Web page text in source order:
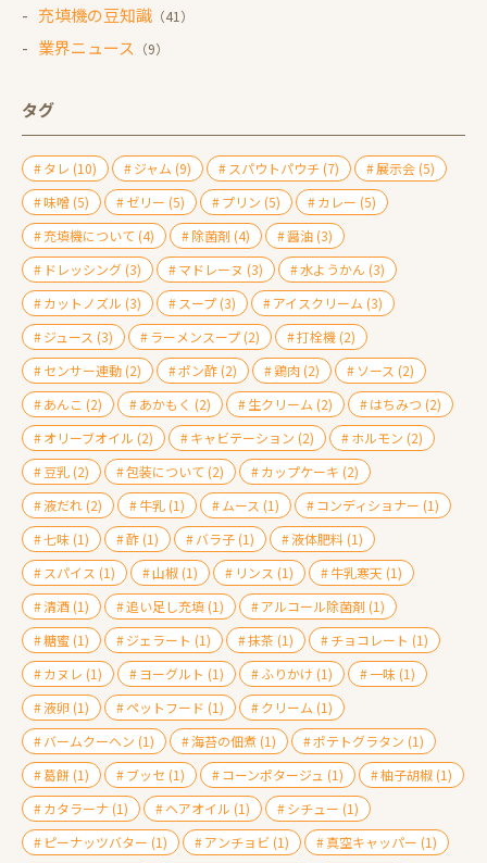
充填機の豆知識 （41）
業界ニュース （9）
タグ
タレ (10) ジャム (9) スパウトパウチ(7) 展示会(5)
味噌(5) ゼリー (5) プリン (5) カレー (5)
充填機について (4) 除菌剤 (4) 醤油(3)
ドレッシング(3) マドレーヌ (3) 水ようかん (3)
カットノズル (3) スープ(3) アイスクリーム (3)
ジュース (3) ラーメンスープ(2) 打栓機(2)
センサー連動(2) ポン酢(2) 鶏肉(2) ソース (2)
あんこ (2) あかもく (2) 生クリーム (2) はちみつ (2)
オリーブオイル (2) キャビテーション (2) ホルモン (2)
豆乳(2) 包装について (2) カップケーキ (2)
液だれ(2) 牛乳(1) ムース (1) コンディショナー (1)
七味 (1) 酢(1) バラ子(1) 液体肥料(1)
スパイス (1) 山椒(1) リンス (1) 牛乳寒天 (1)
清酒(1) 追い足し充填(1) アルコール除菌剤 (1)
糖蜜(1) ジェラート (1) 抹茶 (1) チョコレート (1)
カヌレ (1) ヨーグルト (1) ふりかけ (1) 一味 (1)
液卵 (1) ペットフード (1) クリーム (1)
バームクーヘン (1) 海苔の佃煮(1) ポテトグラタン (1)
葛餅(1) ブッセ (1) コーンポタージュ (1) 柚子胡椒(1)
カタラーナ(1) ヘアオイル (1) シチュー (1)
ピーナッツバター (1) アンチョビ(1) 真空キャッパー (1)